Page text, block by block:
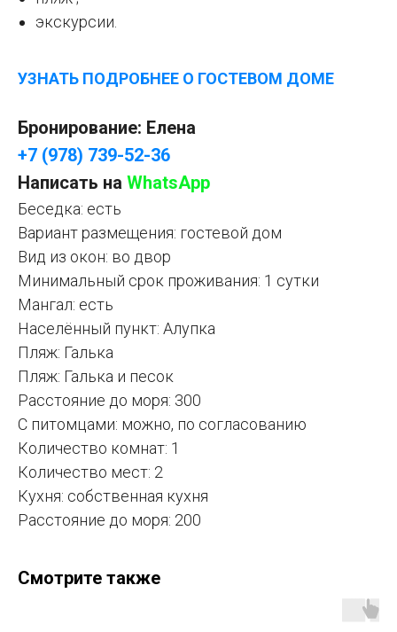
экскурсии.
УЗНАТЬ ПОДРОБНЕЕ О ГОСТЕВОМ ДОМЕ
Бронирование: Елена
+7 (978) 739-52-36
Написать на WhatsApp
Беседка: есть
Вариант размещения: гостевой дом
Вид из окон: во двор
Минимальный срок проживания: 1 сутки
Мангал: есть
Населённый пункт: Алупка
Пляж: Галька
Пляж: Галька и песок
Расстояние до моря: 300
С питомцами: можно, по согласованию
Количество комнат: 1
Количество мест: 2
Кухня: собственная кухня
Расстояние до моря: 200
Смотрите также